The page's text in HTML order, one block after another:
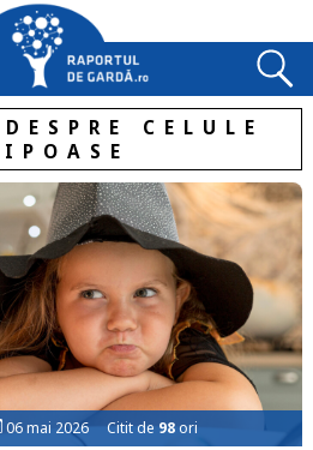
CELULE
06 mai 2026 Citit de 98ori